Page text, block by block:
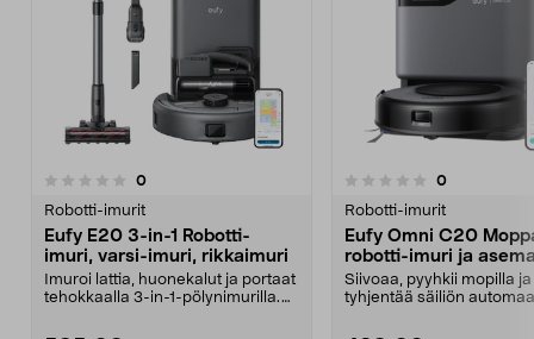
0arvostelut
Robotti-imurit
Eufy E20 3-in-1 Robotti-
imuri, varsi-imuri, rikkaimuri
Imuroi lattia, huonekalut ja portaat
tehokkaalla 3-in-1-pölynimurilla.
0.0 viidestä
0arvostelut
Robotti-imurit
Eufy Omni C20
robotti-imuri ja
Siivoaa, pyyhkii mopilla ja
tyhjentää säiliön